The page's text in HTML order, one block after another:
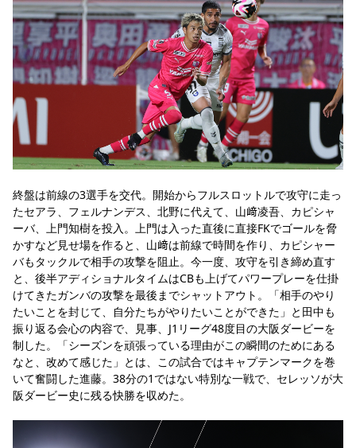
終盤は前線の3選手を交代。開始からフルスロットルで攻守に走っ
たセアラ、フェルナンデス、北野に代えて、山﨑凌吾、カピシャ
ーバ、上門知樹を投入。上門は入った直後に直接FKでゴールを脅
かすなど見せ場を作ると、山﨑は前線で時間を作り、カピシャー
バもタックルで相手の攻撃を阻止。今一度、攻守を引き締め直す
と、後半アディショナルタイムはCBも上げてパワープレーを仕掛
けてきたガンバの攻撃を最後までシャットアウト。「相手のやり
たいことを封じて、自分たちがやりたいことができた」と田中も
振り返る会心の内容で、見事、J1リーグ48度目の大阪ダービーを
制した。「シーズンを頑張っている理由がこの瞬間のためにある
なと、改めて感じた」とは、この試合ではキャプテンマークを巻
いて奮闘した進藤。38分の1ではない特別な一戦で、セレッソが大
阪ダービー史に残る快勝を収めた。